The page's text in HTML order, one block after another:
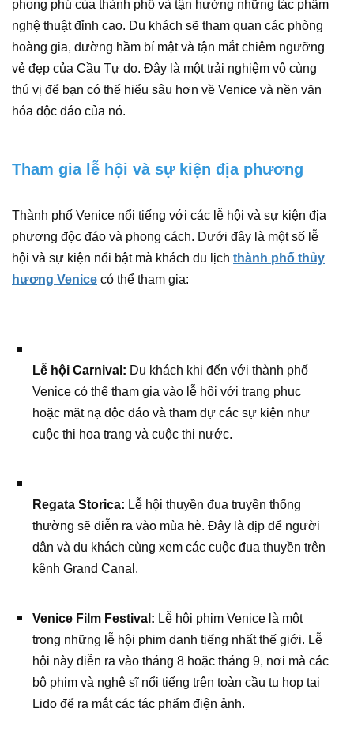
phong phú của thành phố và tận hưởng những tác phẩm
nghệ thuật đỉnh cao. Du khách sẽ tham quan các phòng
hoàng gia, đường hầm bí mật và tận mắt chiêm ngưỡng
vẻ đẹp của Cầu Tự do. Đây là một trải nghiệm vô cùng
thú vị để bạn có thể hiểu sâu hơn về Venice và nền văn
hóa độc đáo của nó.
Tham gia lễ hội và sự kiện địa phương
Thành phố Venice nổi tiếng với các lễ hội và sự kiện địa
phương độc đáo và phong cách. Dưới đây là một số lễ
hội và sự kiện nổi bật mà khách du lịch thành phố thủy
hương Venice có thể tham gia:
Lễ hội Carnival: Du khách khi đến với thành phố
Venice có thể tham gia vào lễ hội với trang phục
hoặc mặt nạ độc đáo và tham dự các sự kiện như
cuộc thi hoa trang và cuộc thi nước.
Regata Storica: Lễ hội thuyền đua truyền thống
thường sẽ diễn ra vào mùa hè. Đây là dịp để người
dân và du khách cùng xem các cuộc đua thuyền trên
kênh Grand Canal.
Venice Film Festival: Lễ hội phim Venice là một
trong những lễ hội phim danh tiếng nhất thế giới. Lễ
hội này diễn ra vào tháng 8 hoặc tháng 9, nơi mà các
bộ phim và nghệ sĩ nổi tiếng trên toàn cầu tụ họp tại
Lido để ra mắt các tác phẩm điện ảnh.